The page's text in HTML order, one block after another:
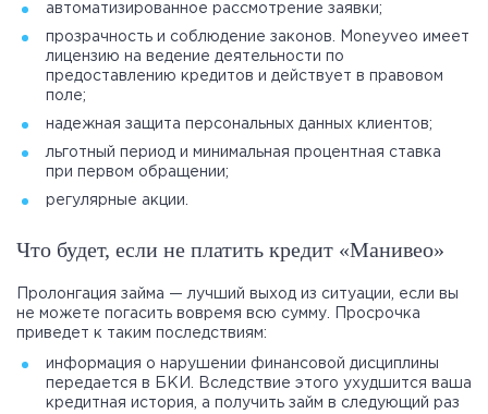
автоматизированное рассмотрение заявки;
прозрачность и соблюдение законов. Moneyveo имеет
лицензию на ведение деятельности по
предоставлению кредитов и действует в правовом
поле;
надежная защита персональных данных клиентов;
льготный период и минимальная процентная ставка
при первом обращении;
регулярные акции.
Что будет, если не платить кредит «Манивео»
Пролонгация займа — лучший выход из ситуации, если вы
не можете погасить вовремя всю сумму. Просрочка
приведет к таким последствиям:
информация о нарушении финансовой дисциплины
передается в БКИ. Вследствие этого ухудшится ваша
кредитная история, а получить займ в следующий раз